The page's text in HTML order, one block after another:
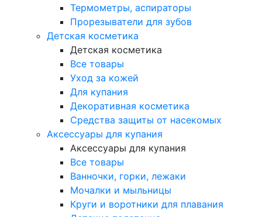
Термометры, аспираторы
Прорезыватели для зубов
Детская косметика
Детская косметика
Все товары
Уход за кожей
Для купания
Декоративная косметика
Средства защиты от насекомых
Аксессуары для купания
Аксессуары для купания
Все товары
Ванночки, горки, лежаки
Мочалки и мыльницы
Круги и воротники для плавания